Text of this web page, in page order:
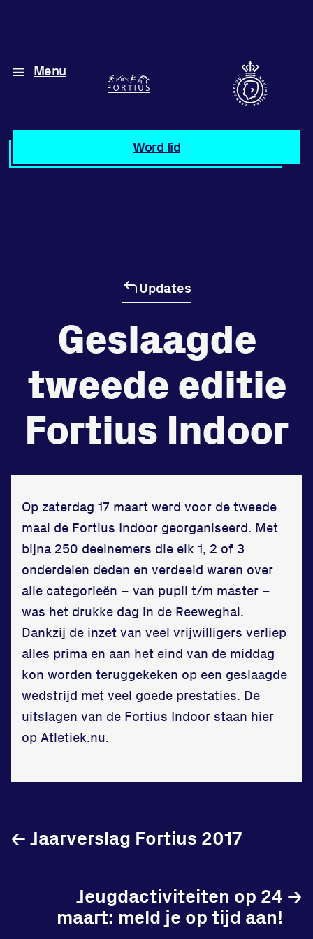
Menu
Word lid
Diverse disciplines
Atletiek
Beheersde
tegenstander
Worstelen
zet je samen
Running
Zet een personal record
in onze gym
Fitness
Updates
Vereniging
Updates
Geslaagde
tweede editie
Fortius Indoor
Op zaterdag 17 maart werd voor de tweede
maal de Fortius Indoor georganiseerd. Met
bijna 250 deelnemers die elk 1, 2 of 3
onderdelen deden en verdeeld waren over
alle categorieën – van pupil t/m master –
was het drukke dag in de Reeweghal.
Dankzij de inzet van veel vrijwilligers verliep
alles prima en aan het eind van de middag
kon worden teruggekeken op een geslaagde
wedstrijd met veel goede prestaties. De
uitslagen van de Fortius Indoor staan hier
op Atletiek.nu.
Jaarverslag Fortius 2017
←
Jeugdactiviteiten op 24
maart: meld je op tijd aan!
→